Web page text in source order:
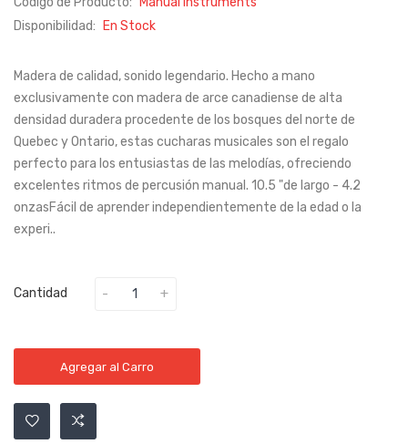
Disponibilidad:
En Stock
Madera de calidad, sonido legendario. Hecho a mano
exclusivamente con madera de arce canadiense de alta
densidad duradera procedente de los bosques del norte de
Quebec y Ontario, estas cucharas musicales son el regalo
perfecto para los entusiastas de las melodías, ofreciendo
excelentes ritmos de percusión manual. 10.5 "de largo - 4.2
onzasFácil de aprender independientemente de la edad o la
experi..
Cantidad
Agregar al Carro